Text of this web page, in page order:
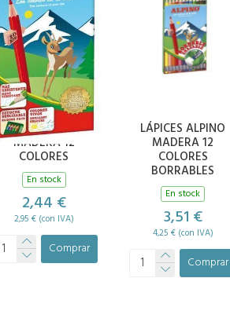
LÁPICES ALPINO
MADERA 12
COLORES
En stock
2,44 €
2,95 € (con IVA)
Comprar
LÁPICES ALPINO
MADERA 12
COLORES
BORRABLES
En stock
3,51 €
4,25 € (con IVA)
Comprar